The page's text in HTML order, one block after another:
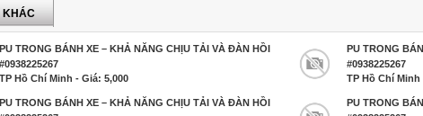
KHÁC
PU TRONG BÁNH XE – KHẢ NĂNG CHỊU TẢI VÀ ĐÀN HỒI
#0938225267
TP Hồ Chí Minh - Giá: 5,000
PU TRONG
#0938225267
TP Hồ Chí Minh
PU TRONG BÁNH XE – KHẢ NĂNG CHỊU TẢI VÀ ĐÀN HỒI
PU TRONG